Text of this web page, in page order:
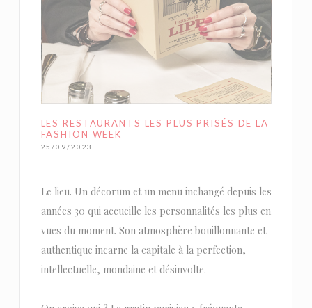
LES RESTAURANTS LES PLUS PRISÉS DE LA
FASHION WEEK
25/09/2023
Le lieu. Un décorum et un menu inchangé depuis les
années 30 qui accueille les personnalités les plus en
vues du moment. Son atmosphère bouillonnante et
authentique incarne la capitale à la perfection,
intellectuelle, mondaine et désinvolte.